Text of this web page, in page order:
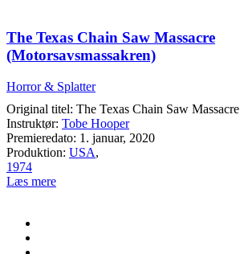
The Texas Chain Saw Massacre
(Motorsavsmassakren)
Horror & Splatter
Original titel: The Texas Chain Saw Massacre
Instruktør: Tobe Hooper
Premieredato: 1. januar, 2020
Produktion: USA,
1974
Læs mere